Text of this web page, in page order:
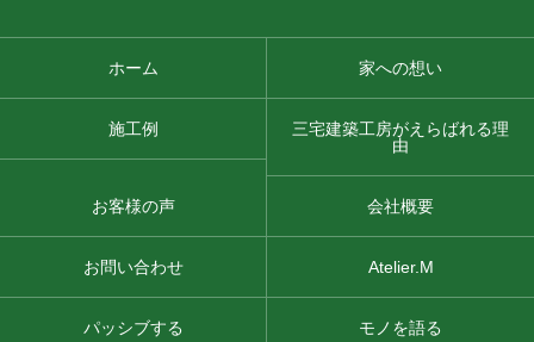
ホーム 家への想い
施工例
三宅建築工房がえらばれる理
由
お客様の声 会社概要
お問い合わせ Atelier.M
パッシブする モノを語る